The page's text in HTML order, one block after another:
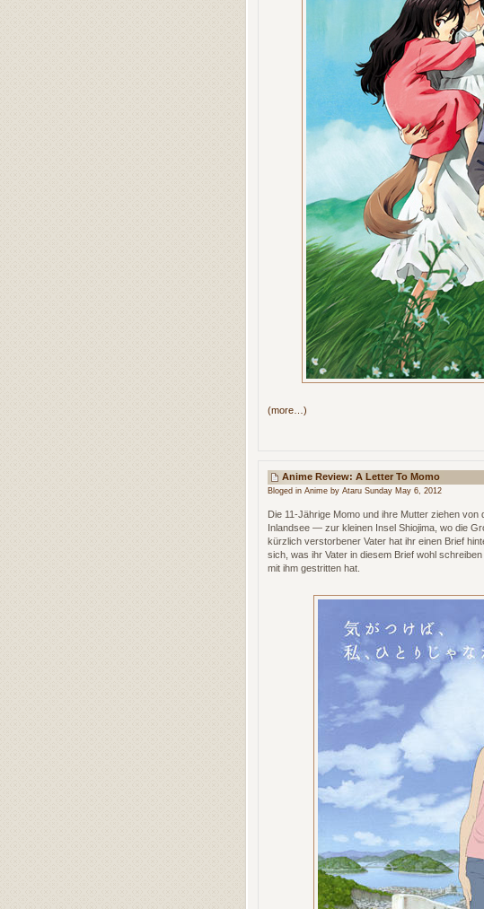
(more…)
Anime Review: A Letter To Momo
Bloged in Anime by Ataru Sunday May 6, 2012
Die 11-Jährige Momo und ihre Mutter ziehen
Inlandsee — zur kleinen Insel Shiojima, wo die
kürzlich verstorbener Vater hat ihr einen Brief
sich, was ihr Vater in diesem Brief wohl
mit ihm gestritten hat.